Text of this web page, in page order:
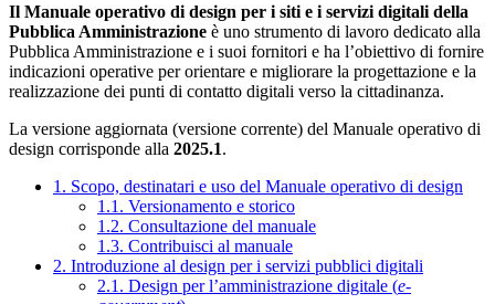
Il Manuale operativo di design per i siti e i servizi digitali della
Pubblica Amministrazione è uno strumento di lavoro dedicato alla
Pubblica Amministrazione e i suoi fornitori e ha l’obiettivo di fornire
indicazioni operative per orientare e migliorare la progettazione e la
realizzazione dei punti di contatto digitali verso la cittadinanza.
La versione aggiornata (versione corrente) del Manuale operativo di
design corrisponde alla 2025.1.
1. Scopo, destinatari e uso del Manuale operativo di design
1.1. Versionamento e storico
1.2. Consultazione del manuale
1.3. Contribuisci al manuale
2. Introduzione al design per i servizi pubblici digitali
2.1. Design per l’amministrazione digitale (e-